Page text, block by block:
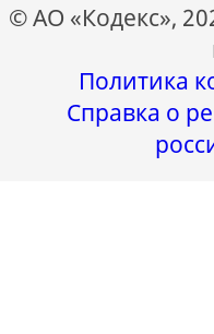
© АО «Кодекс»,
Политика
Справка о